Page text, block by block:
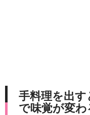
手料理を出す
で味覚が変わ